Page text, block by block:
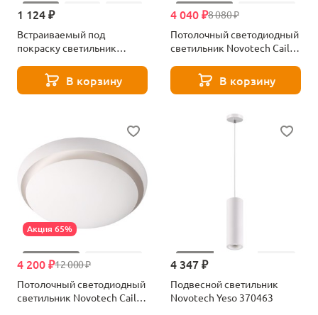
1 124 ₽
Встраиваемый под
покраску светильник
В корзину
8 080 ₽
4 040 ₽
Потолочный светодиодный
светильник Novotech Cail
В корзину
Акция 65%
12 000 ₽
4 200 ₽
Потолочный светодиодный
светильник Novotech Cail
4 347 ₽
Подвесной светильник
Novotech Yeso 370463